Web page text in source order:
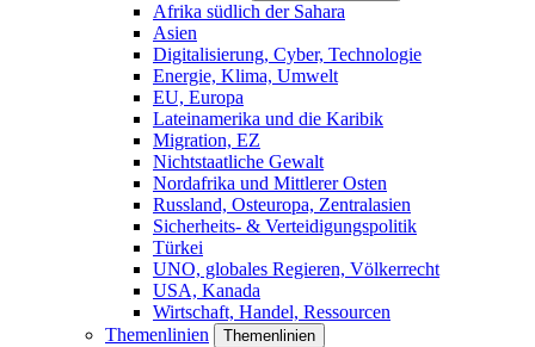
Afrika südlich der Sahara
Asien
Digitalisierung, Cyber, Technologie
Energie, Klima, Umwelt
EU, Europa
Lateinamerika und die Karibik
Migration, EZ
Nichtstaatliche Gewalt
Nordafrika und Mittlerer Osten
Russland, Osteuropa, Zentralasien
Sicherheits- & Verteidigungspolitik
Türkei
UNO, globales Regieren, Völkerrecht
USA, Kanada
Wirtschaft, Handel, Ressourcen
Themenlinien
Themenlinien